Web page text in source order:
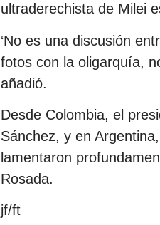
ultraderechista de Milei
‘No es una discusión
fotos con la oligarquía,
añadió.
Desde Colombia, el
Sánchez, y en
lamentaron
Rosada.
jf/ft